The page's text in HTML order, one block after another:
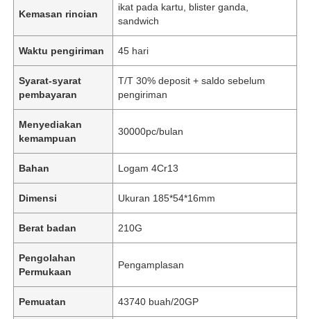
Kemasan rincian
ikat pada kartu, blister ganda,
sandwich
Waktu pengiriman 45 hari
Syarat-syarat
pembayaran
T/T 30% deposit + saldo sebelum
pengiriman
Menyediakan
kemampuan
30000pc/bulan
Bahan Logam 4Cr13
Dimensi Ukuran 185*54*16mm
Berat badan 210G
Pengolahan
Permukaan
Pengamplasan
Pemuatan 43740 buah/20GP